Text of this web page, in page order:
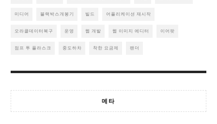
미디어 블랙박스개봉기 빌드 어플리케이션 재시작
오라클데이터복구 운영 웹 개발 웹 이미지 에디터 이어팟
점프 투 플라스크 중도하차 착한 요금제 팬더
메타